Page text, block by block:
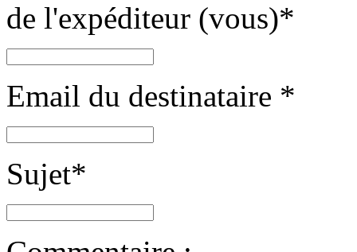
de l'expéditeur (vous)*
Email du destinataire *
Sujet*